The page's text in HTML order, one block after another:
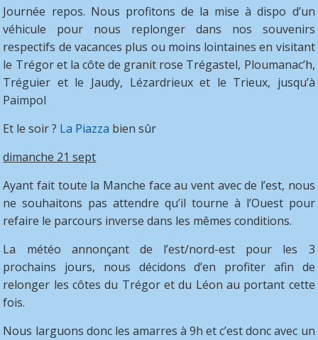
Journée repos. Nous profitons de la mise à dispo d’un
véhicule pour nous replonger dans nos souvenirs
respectifs de vacances plus ou moins lointaines en visitant
le Trégor et la côte de granit rose Trégastel, Ploumanac’h,
Tréguier et le Jaudy, Lézardrieux et le Trieux, jusqu’à
Paimpol
Et le soir ? La Piazza bien sûr
dimanche 21 sept
Ayant fait toute la Manche face au vent avec de l’est, nous
ne souhaitons pas attendre qu’il tourne à l’Ouest pour
refaire le parcours inverse dans les mêmes conditions.
La météo annonçant de l’est/nord-est pour les 3
prochains jours, nous décidons d’en profiter afin de
relonger les côtes du Trégor et du Léon au portant cette
fois.
Nous larguons donc les amarres à 9h et c’est donc avec un